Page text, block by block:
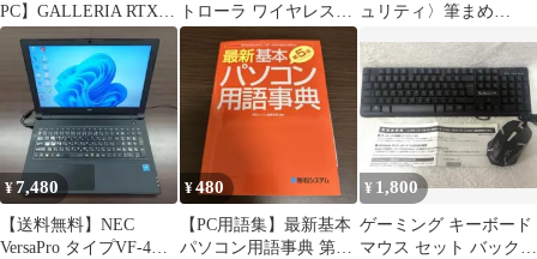
PC】GALLERIA RTX
3060ti i5 11400
トローラ ワイヤレスゲ
ームパッド
ュリティ〉筆まめ
¥7,480
【送料無料】NEC
VersaPro タイプVF-4
¥480
【PC用語集】最新基本
パソコン用語事典 第5
¥ 1,800
ゲーミング キーボード
マウス セット バックラ